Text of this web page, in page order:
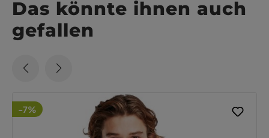
Das könnte ihnen auch
gefallen
-7%